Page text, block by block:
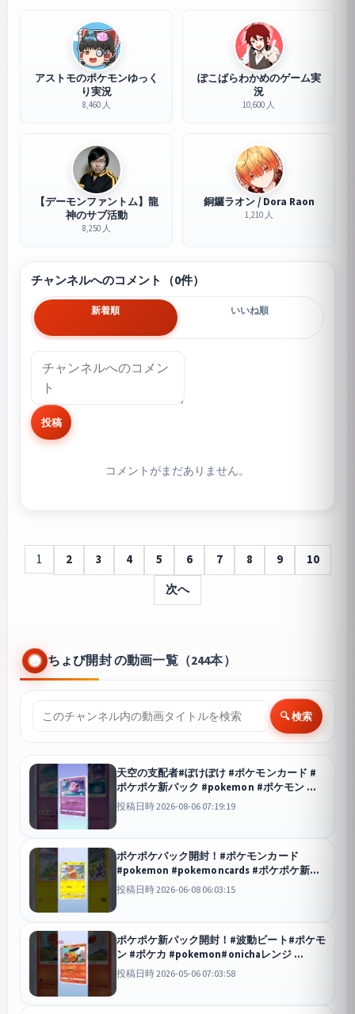
アストモのポケモンゆっく
り実況
8,460 人
ぽこぱらわかめのゲーム実
況
10,600 人
【デーモンファントム】龍
神のサブ活動
8,250 人
銅鑼ラオン / Dora Raon
1,210 人
チャンネルへのコメント（0件）
新着順 いいね順
投稿
コメントがまだありません。
1 2 3 4 5 6 7 8 9
10
次へ
ちょび開封 の動画一覧（244本）
🔍 検索
天空の支配者#ぽけぽけ #ポケモンカード #
ポケポケ新パック #pokemon #ポケモン
ポケポケ
投稿日時 2026-08-06 07:19:19
ポケポケパック開封！#ポケモンカード
#pokemon #pokemoncards #ポケポケ新パ
ック
ポケポケ
投稿日時 2026-06-08 06:03:15
ポケポケ新パック開封！#波動ビート#ポケモ
ン #ポケカ #pokemon#onichaレンジ
ポケポケ
投稿日時 2026-05-06 07:03:58